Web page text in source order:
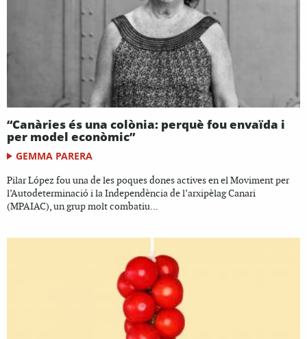
“Canàries és una colònia: perquè fou envaïda i
per model econòmic”
GEMMA PARERA
Pilar López fou una de les poques dones actives en el Moviment per
l’Autodeterminació i la Independència de l’arxipèlag Canari
(MPAIAC), un grup molt combatiu...